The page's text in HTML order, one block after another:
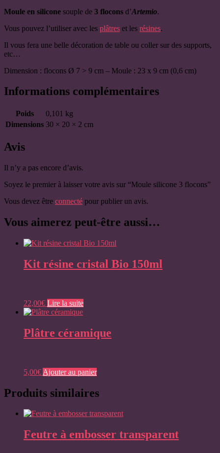
Moule en silicone souple de 3 flocons d’Artemio.
Vous pouvez l’utiliser avec les plâtres et les résines.
Il vous fera une belle décoration de table ou coller sur des supports,
etc…
Dimension : flocons Ø 7 > 9 cm – Moule : 23 x 9 cm (0,6 cm)
Informations complémentaires
Poids
0,101 kg
Dimensions 30 × 20 × 2 cm
Avis
Il n’y a pas encore d’avis.
Soyez le premier à laisser votre avis sur “Moule silicone 3 flocons”
Vous devez être connecté pour publier un avis.
Vous aimerez peut-être aussi…
Kit résine cristal Bio 150ml
22,00€ Lire la suite
Plâtre céramique
5,00€ Ajouter au panier
Produits similaires
Feutre à embosser transparent